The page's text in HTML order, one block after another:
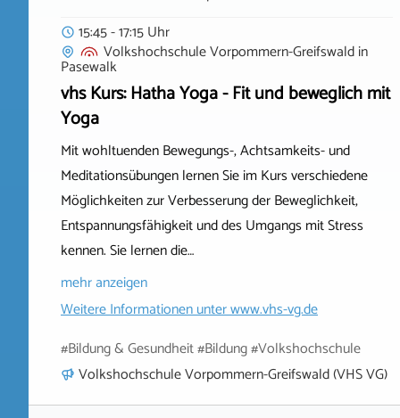
15:45 - 17:15 Uhr
Volkshochschule Vorpommern-Greifswaldin
Pasewalk
vhs Kurs: Hatha Yoga - Fit und beweglich mit
Yoga
Mit wohltuenden Bewegungs-, Achtsamkeits- und
Meditationsübungen lernen Sie im Kurs verschiedene
Möglichkeiten zur Verbesserung der Beweglichkeit,
Entspannungsfähigkeit und des Umgangs mit Stress
kennen. Sie lernen die…
mehr anzeigen
Weitere Informationen unterwww.vhs-vg.de
#Bildung & Gesundheit #Bildung #Volkshochschule
Volkshochschule Vorpommern-Greifswald (VHS VG)